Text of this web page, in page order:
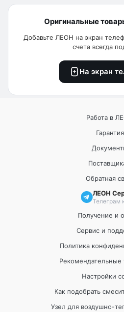
Оригинальные
Добавьте ЛЕОН на экран
счета всегда
На экран
Работа в
Гарантия
Обратная
ЛЕОН
Телеграм
Получение и
Сервис и
Политика
Рекомендательные
Настройки
Как подобрать
Узел для воздушно-